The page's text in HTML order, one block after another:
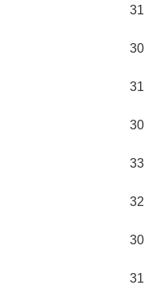
31
30
31
30
33
32
30
31